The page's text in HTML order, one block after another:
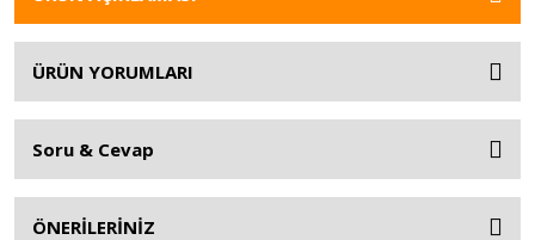
ÜRÜN YORUMLARI
Soru & Cevap
ÖNERİLERİNİZ